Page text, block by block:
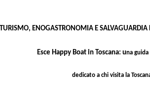
TURISMO, ENOGASTRONOMIA E SALVAGUARDIA
Esce Happy Boat in Toscana: una guida
dedicato a chi visita la